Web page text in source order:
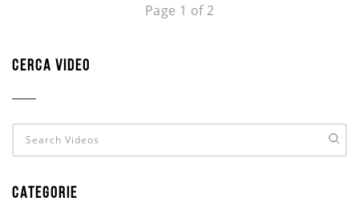
Page 1 of 2
CERCA VIDEO
CATEGORIE